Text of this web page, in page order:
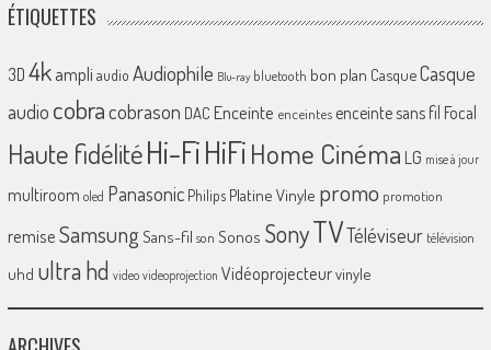
ÉTIQUETTES
3D 4k ampliaudio Audiophile Blu-ray bluetooth bon plan CasqueCasque
audio cobracobrason DAC Enceinte enceintes enceinte sans fil Focal
Haute fidélitéHi-FiHiFiHome Cinéma LG mise à jour
multiroom oled Panasonic Philips Platine Vinyle promo promotion
remiseSamsungSans-fil son Sonos SonyTVTéléviseur télévision
uhd ultra hd video videoprojection Vidéoprojecteurvinyle